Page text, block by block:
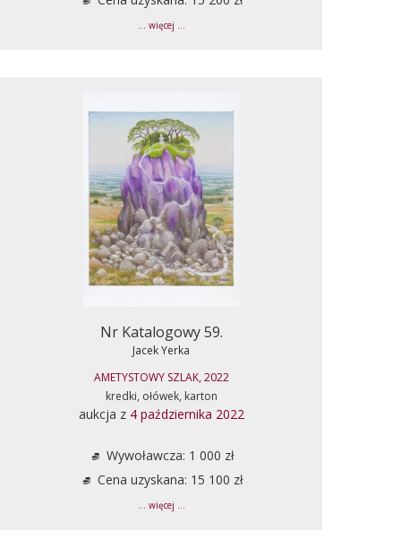
... więcej ...
Nr Katalogowy 59.
Jacek Yerka
AMETYSTOWY SZLAK, 2022
kredki, ołówek, karton
aukcja z 4 października 2022
Wywoławcza: 1 000 zł
Cena uzyskana: 15 100 zł
... więcej ...